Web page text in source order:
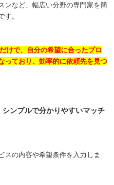
ンなど、幅広い分野の専門家を簡
す。
けで、自分の希望に合ったプロ
っており、効率的に依頼先を見つ
ンプルで分かりやすいマッチ
スの内容や希望条件を入力しま